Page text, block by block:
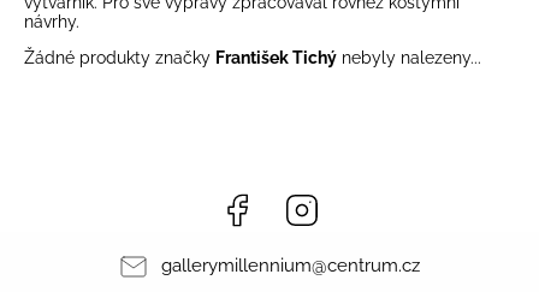
návrhy.
Žádné produkty značky František Tichý nebyly nalezeny...
Facebook
gallerymillennium@centrum.cz